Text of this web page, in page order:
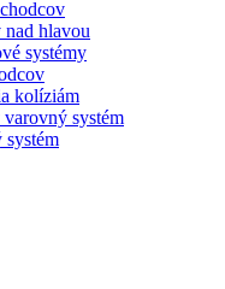
nad hlavou
systémy
kolíziám
systém
systém